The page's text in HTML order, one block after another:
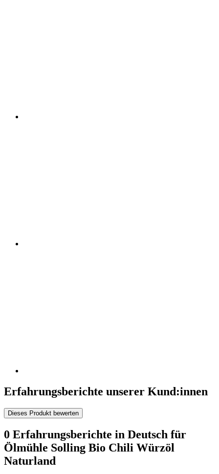
Erfahrungsberichte unserer Kund:innen
Dieses Produkt bewerten
0 Erfahrungsberichte in Deutsch für
Ölmühle Solling Bio Chili Würzöl
Naturland